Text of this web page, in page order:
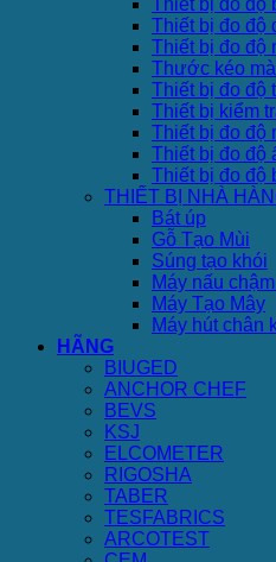
Thiết bị đo độ
Thiết bị đo độ
Thiết bị đo độ
Thước kéo
Thiết bị đo độ
Thiết bị kiểm
Thiết bị đo độ
Thiết bị đo độ
Thiết bị đo độ
THIẾT BỊ NHÀ
Bát úp
Gỗ Tạo Mùi
Súng tạo khói
Máy nấu
Máy Tạo Mây
Máy hút chân
HÃNG
BIUGED
ANCHOR CHEF
BEVS
KSJ
ELCOMETER
RIGOSHA
TABER
TESFABRICS
ARCOTEST